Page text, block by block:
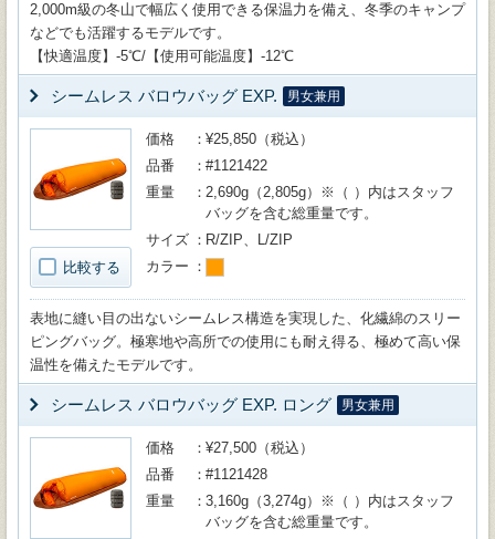
2,000m級の冬山で幅広く使用できる保温力を備え、冬季のキャンプ
などでも活躍するモデルです。
【快適温度】-5℃/【使用可能温度】-12℃
シームレス バロウバッグ EXP. 男女兼用
比較する
価格
¥25,850（税込）
品番
#1121422
重量
2,690g（2,805g）※（ ）内はスタッフ
バッグを含む総重量です。
サイズ
R/ZIP、L/ZIP
カラー
表地に縫い目の出ないシームレス構造を実現した、化繊綿のスリー
ピングバッグ。極寒地や高所での使用にも耐え得る、極めて高い保
温性を備えたモデルです。
シームレス バロウバッグ EXP. ロング 男女兼用
価格
¥27,500（税込）
品番
#1121428
重量
3,160g（3,274g）※（ ）内はスタッフ
バッグを含む総重量です。